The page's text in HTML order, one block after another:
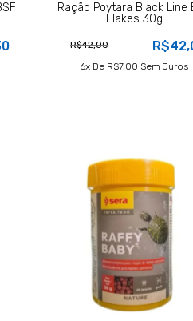
Ração Poytara Black Line
Flakes 30g
R$42,00
6X De R$7,00 Sem Juros